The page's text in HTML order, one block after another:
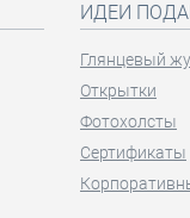
ИДЕИ
Глянцевый
Открытки
Фотохолсты
Сертификаты